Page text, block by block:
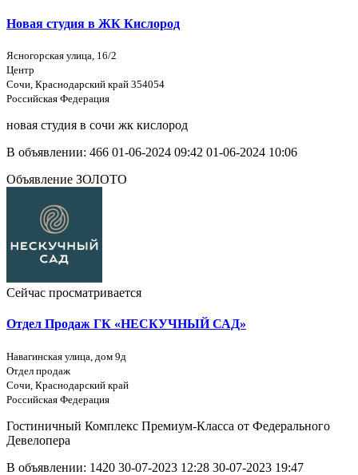
Новая студия в ЖК Кислород
Ясногорская улица, 16/2
Центр
Сочи, Краснодарский край 354054
Российская Федерация
новая студия в сочи жк кислород
В объявлении: 466 01-06-2024 09:42 01-06-2024 10:06
Объявление ЗОЛОТО
Сейчас просматривается
Отдел Продаж ГК «НЕСКУЧНЫЙ САД»
Навагинская улица, дом 9д
Отдел продаж
Сочи, Краснодарский край
Российская Федерация
Гостиничный Комплекс Премиум-Класса от Федерального
Девелопера
В объявлении: 1420 30-07-2023 12:28 30-07-2023 19:47